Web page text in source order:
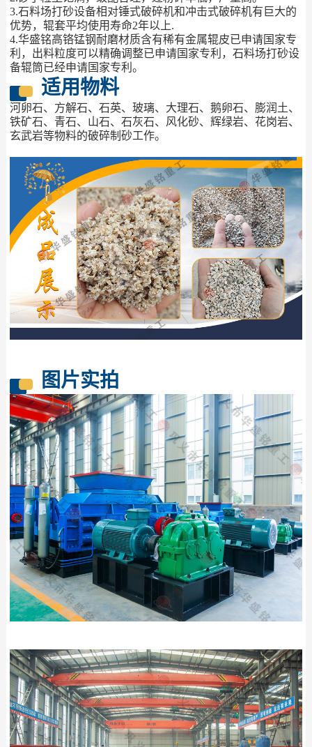
3.石料场打砂设备相对锤式破碎机和冲击式破碎机有巨大的
优势，辊套平均使用寿命2年以上.
4.华盛铭高铬锰钢耐磨材质含有稀有金属辊皮已申请国家专
利，出料粒度可以精确调整已申请国家专利，石料场打砂设
备辊筒已经申请国家专利。
适用物料
河卵石、方解石、石英、玻璃、大理石、鹅卵石、膨润土、
铁矿石、青石、山石、石灰石、风化砂、辉绿岩、花岗岩、
玄武岩等物料的破碎制砂工作。
图片实拍